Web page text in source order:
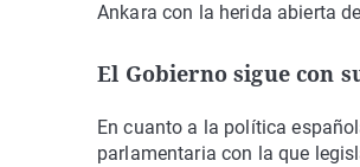
Ankara con la herida abierta
El Gobierno sigue con
En cuanto a la política
parlamentaria con la que